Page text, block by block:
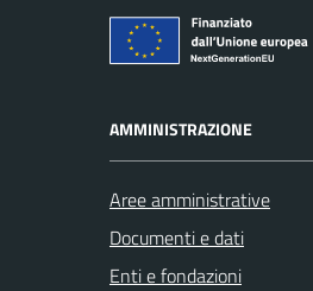
AMMINISTRAZIONE
Aree amministrative
Documenti e dati
Enti e fondazioni